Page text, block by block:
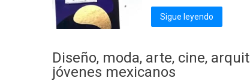
Sigue leyendo
Diseño, moda, arte, cine,
jóvenes mexicanos